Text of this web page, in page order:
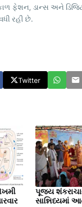
ફેશન, ડાન્સ અને
રહી છે.
Twitter
પૂજ્ય
સાન્નિધ્યમાં